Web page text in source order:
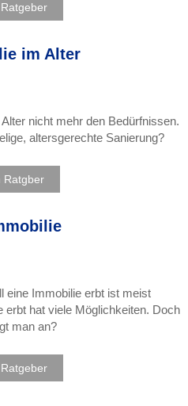
im Alter
nicht mehr den Bedürfnissen.
altersgerechte Sanierung?
Ratgber
eine Immobilie erbt ist meist
erbt hat viele Möglichkeiten. Doch
man an?